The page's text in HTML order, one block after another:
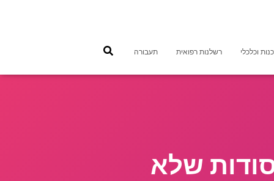
וכלכלי רשלנות רפואית תעבורה
שלא